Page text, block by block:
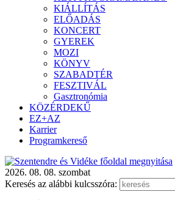
KIÁLLÍTÁS
ELŐADÁS
KONCERT
GYEREK
MOZI
KÖNYV
SZABADTÉR
FESZTIVÁL
Gasztronómia
KÖZÉRDEKŰ
EZ+AZ
Karrier
Programkereső
2026. 08. 08. szombat
Keresés az alábbi kulcsszóra: